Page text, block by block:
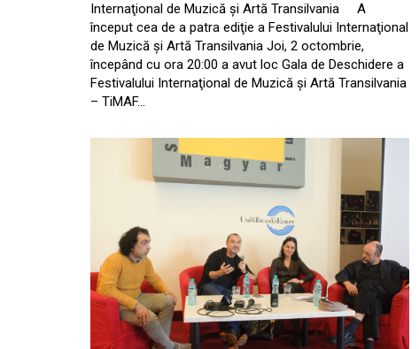
Internaţional de Muzică şi Artă Transilvania A
început cea de a patra ediţie a Festivalului Internaţional
de Muzică şi Artă Transilvania Joi, 2 octombrie,
începând cu ora 20:00 a avut loc Gala de Deschidere a
Festivalului Internaţional de Muzică şi Artă Transilvania
– TiMAF…